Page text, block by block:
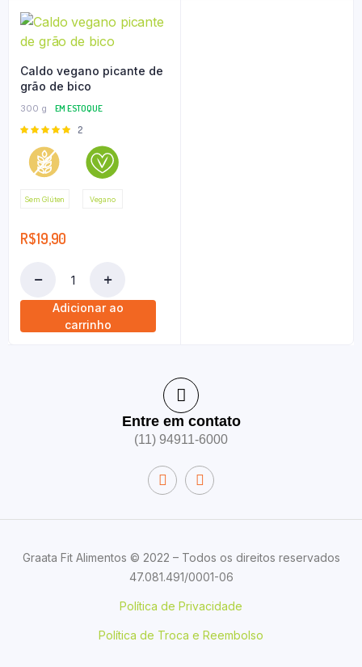
Caldo vegano picante de
grão de bico
300 g
EM ESTOQUE
Avaliação
2
Sem Glúten Vegano
R$19,90
Adicionar ao
carrinho
Entre em contato
(11) 94911-6000
Graata Fit Alimentos © 2022 – Todos os direitos reservados
47.081.491/0001-06
Política de Privacidade
Política de Troca e Reembolso